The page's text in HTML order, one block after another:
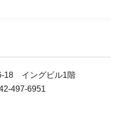
18 イングビル1階
497-6951